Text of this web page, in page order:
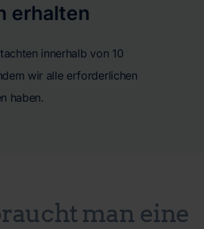
erhalten
innerhalb von 10
wir alle erforderlichen
haben.
man eine